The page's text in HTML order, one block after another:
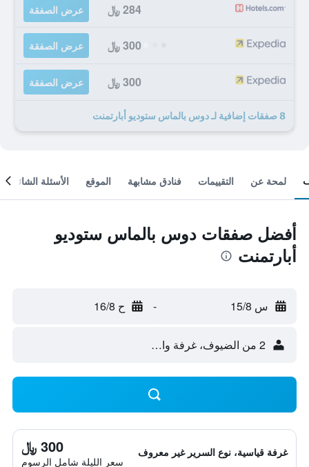
284 ﷼ عرض الصفقة
300 ﷼ عرض الصفقة
300 ﷼ عرض الصفقة
8 صفقات إضافية لـ دوس بالماس ستوديو أبارتمنت
لمحة عن التقييمات فنادق مشابهة الموقع الأسئلة الشائعة
أفضل صفقات دوس بالماس ستوديو
أبارتمنت
س 15/8 - ح 16/8
2 من الضيوف، غرفة واحدة
غرفة قياسية، نوع السرير غير معروف 300 ﷼
سعر الليلة شامل الرسوم